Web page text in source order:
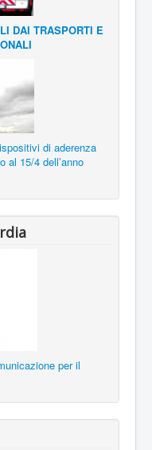
DAI TRASPORTI E
di aderenza
al 15/4 dell’anno
per il